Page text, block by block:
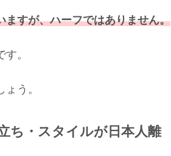
ますが、ハーフではありません。
。
う。
ち・スタイルが日本人離